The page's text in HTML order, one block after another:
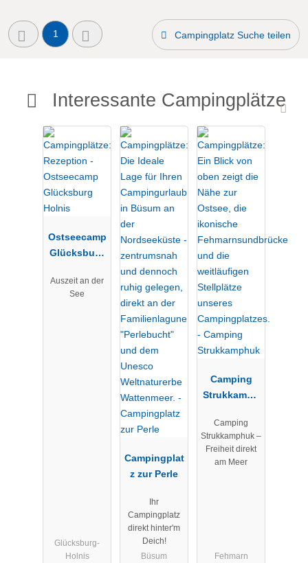
1 Campingplatz Suche teilen
Interessante Campingplätze
Ostseecamp
Glücksburg
Auszeit an der
See
Glücksburg-
Holnis
Campingplat
z zur Perle
Ihr
Campingplatz
direkt hinter'm
Deich!
Büsum
Camping
Strukkamph
Camping
Strukkamphuk –
Freiheit direkt
am Meer
Fehmarn